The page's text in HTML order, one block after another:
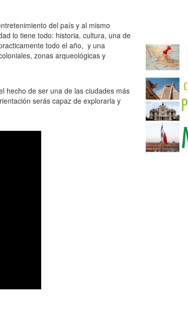
del país y al mismo
lo tiene todo: historia, cultura, una de
todo el año, y una
zonas arqueológicas y
hecho de ser una de las ciudades más
serás capaz de explorarla y